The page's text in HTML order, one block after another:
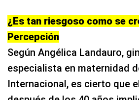
¿Es tan riesgoso como se
Percepción
Según Angélica Landauro,
especialista en maternidad
Internacional, es cierto que